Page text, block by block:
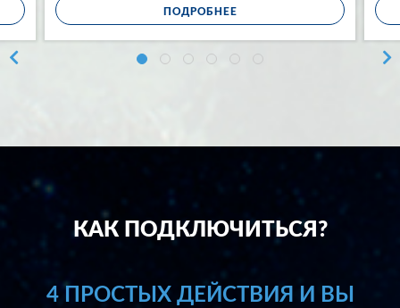
ПОДРОБНЕЕ
КАК ПОДКЛЮЧИТЬСЯ?
4 ПРОСТЫХ ДЕЙСТВИЯ И ВЫ